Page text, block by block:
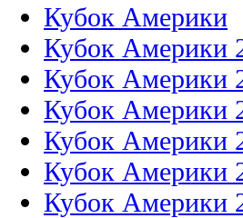
Кубок Америки
Кубок Америки
Кубок Америки
Кубок Америки
Кубок Америки
Кубок Америки
Кубок Америки